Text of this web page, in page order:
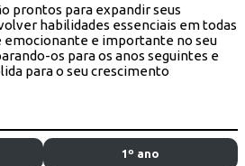
prontos para expandir seus
habilidades essenciais em todas
emocionante e importante no seu
os para os anos seguintes e
para o seu crescimento
1º ano